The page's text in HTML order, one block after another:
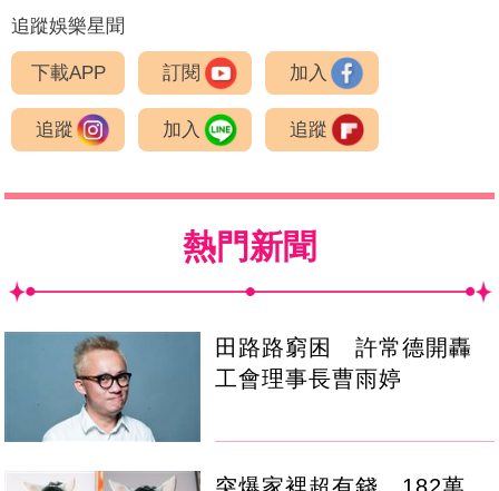
追蹤娛樂星聞
下載APP 訂閱 加入
追蹤 加入 追蹤
熱門新聞
田路路窮困 許常德開轟
工會理事長曹雨婷